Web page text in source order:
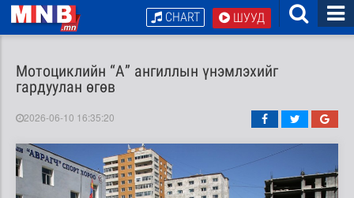
ШУУД
CHART
Мотоциклийн “А” ангиллын үнэмлэхийг
гардуулан өгөв
2026-06-10 16:35:20